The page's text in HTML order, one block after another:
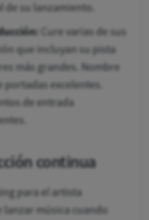
de su lanzamiento.
Cure varias de sus
que incluyan su pista
más grandes. Nombre
portadas excelentes.
de entrada
continua
para el artista
música cuando